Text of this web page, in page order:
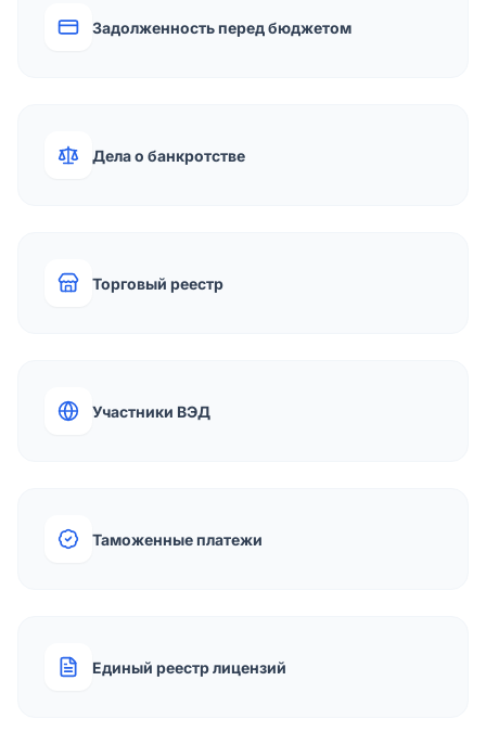
Задолженность перед бюджетом
Дела о банкротстве
Торговый реестр
Участники ВЭД
Таможенные платежи
Единый реестр лицензий